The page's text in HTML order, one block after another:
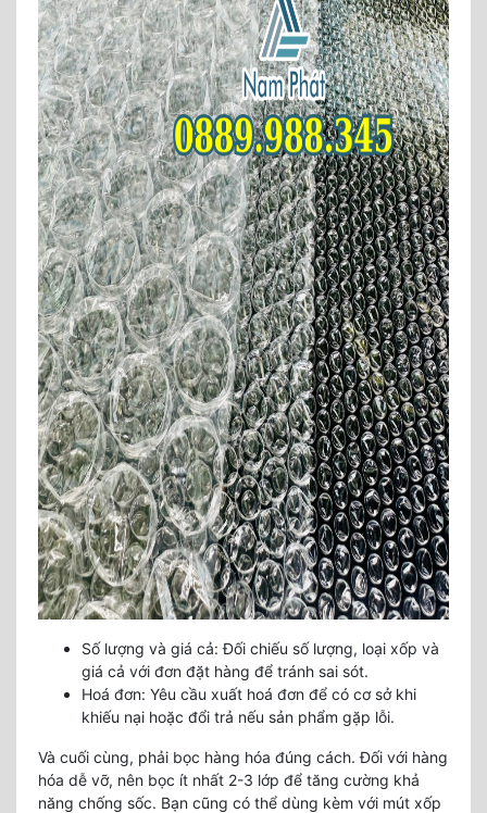
Số lượng và giá cả: Đối chiếu số lượng, loại xốp và
giá cả với đơn đặt hàng để tránh sai sót.
Hoá đơn: Yêu cầu xuất hoá đơn để có cơ sở khi
khiếu nại hoặc đổi trả nếu sản phẩm gặp lỗi.
Và cuối cùng, phải bọc hàng hóa đúng cách. Đối với hàng
hóa dễ vỡ, nên bọc ít nhất 2-3 lớp để tăng cường khả
năng chống sốc. Bạn cũng có thể dùng kèm với mút xốp